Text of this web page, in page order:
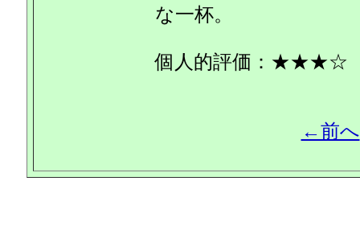
な一杯。
個人的評価：★★★☆
←前へ